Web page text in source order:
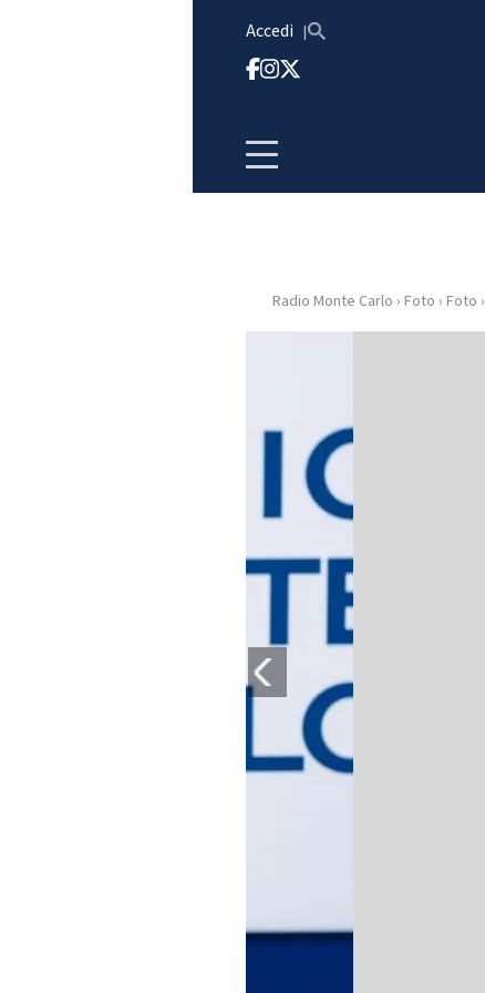
Accedi
HOME
WEB
PLAYLIST
FOTO
CONCORSI
Radio Monte Carlo › Foto › Foto ›